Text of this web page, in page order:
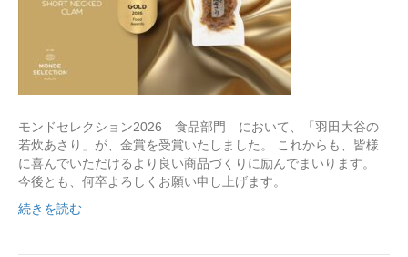
モンドセレクション2026 食品部門 において、「羽田大谷の
若炊あさり」が、金賞を受賞いたしました。 これからも、皆様
に喜んでいただけるより良い商品づくりに励んでまいります。
今後とも、何卒よろしくお願い申し上げます。
続きを読む